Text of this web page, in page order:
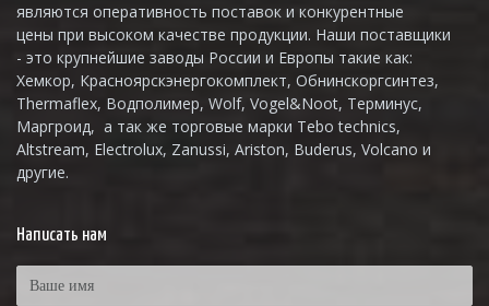
являются оперативность поставок и конкурентные
цены при высоком качестве продукции. Наши поставщики
- это крупнейшие заводы России и Европы такие как:
Хемкор, Красноярскэнергокомплект, Обнинскоргсинтез,
Thermaflex, Водполимер, Wolf, Vogel&Noot, Терминус,
Маргроид, а так же торговые марки Tebo technics,
Altstream, Electrolux, Zanussi, Ariston, Buderus, Volcano и
другие.
Написать нам